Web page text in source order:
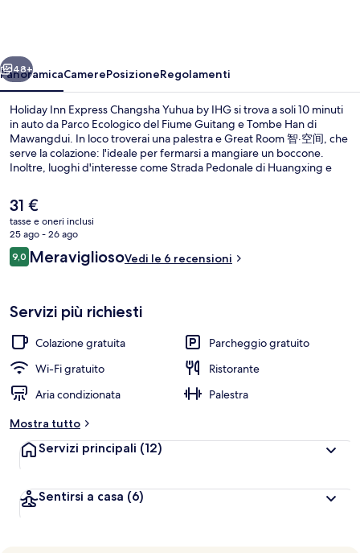
by
IHG
Avanti
48+
PanoramicaCamerePosizioneRegolamenti
Holiday Inn Express Changsha Yuhua by IHG si trova a soli 10 minuti
in auto da Parco Ecologico del Fiume Guitang e Tombe Han di
Mawangdui. In loco troverai una palestra e Great Room 智·空间, che
serve la colazione: l'ideale per fermarsi a mangiare un boccone.
Inoltre, luoghi d'interesse come Strada Pedonale di Huangxing e
dalla struttura.
Il
prezzo
attuale
è
31 €
31 €
tasse e oneri inclusi
25 ago - 26 ago
Recensioni
9,09,0 su 10
MeravigliosoVedi le 6 recensioni
Servizi più richiesti
Colazione gratuita
Parcheggio gratuito
Wi-Fi gratuito
Ristorante
Aria condizionata
Palestra
Mostra tutto
Servizi principali (12)
Sentirsi a casa (6)